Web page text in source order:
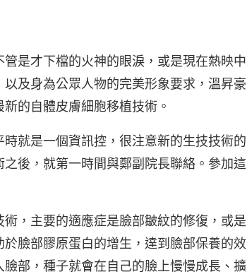
是才下檔的火神的眼淚，或是現在熱映中
及身為公眾人物的完美形象要求，溫昇豪
的自體皮膚細胞移植技術。
就是一個資訊控，很注意新的生技技術的
後，就第一時間與鄭副院長聯絡。參加這
，主要的適應症是臉部皺紋的修復，或是
臉部膠原蛋白的增生，達到臉部保養的效
部，種子就會在自己的臉上慢慢成長、擴